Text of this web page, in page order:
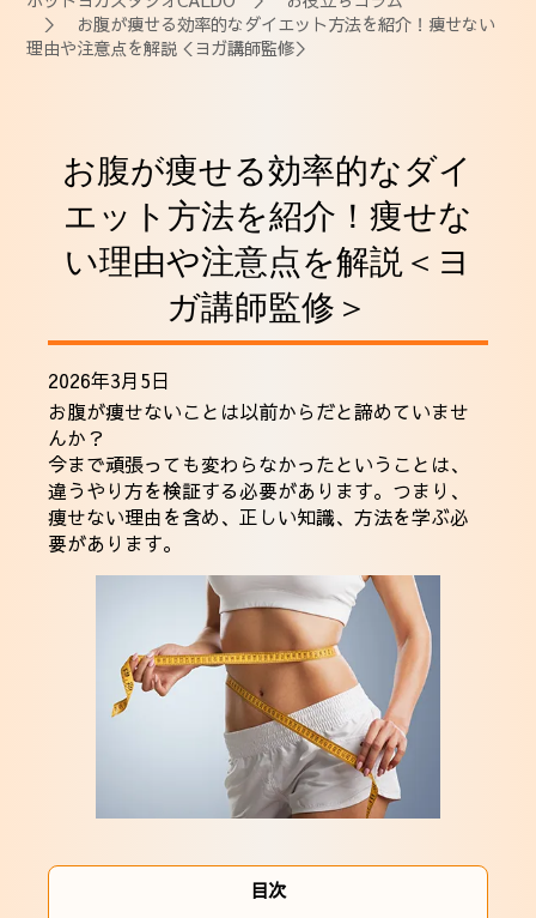
ウェルチケ
採用情報
＞ お腹が痩せる効率的なダイエット方法を紹介！痩せない
理由や注意点を解説＜ヨガ講師監修＞
お腹が痩せる効率的なダイ
エット方法を紹介！痩せな
い理由や注意点を解説＜ヨ
ガ講師監修＞
2026年3月5日
お腹が痩せないことは以前からだと諦めていませ
んか？
今まで頑張っても変わらなかったということは、
違うやり方を検証する必要があります。つまり、
痩せない理由を含め、正しい知識、方法を学ぶ必
要があります。
目次